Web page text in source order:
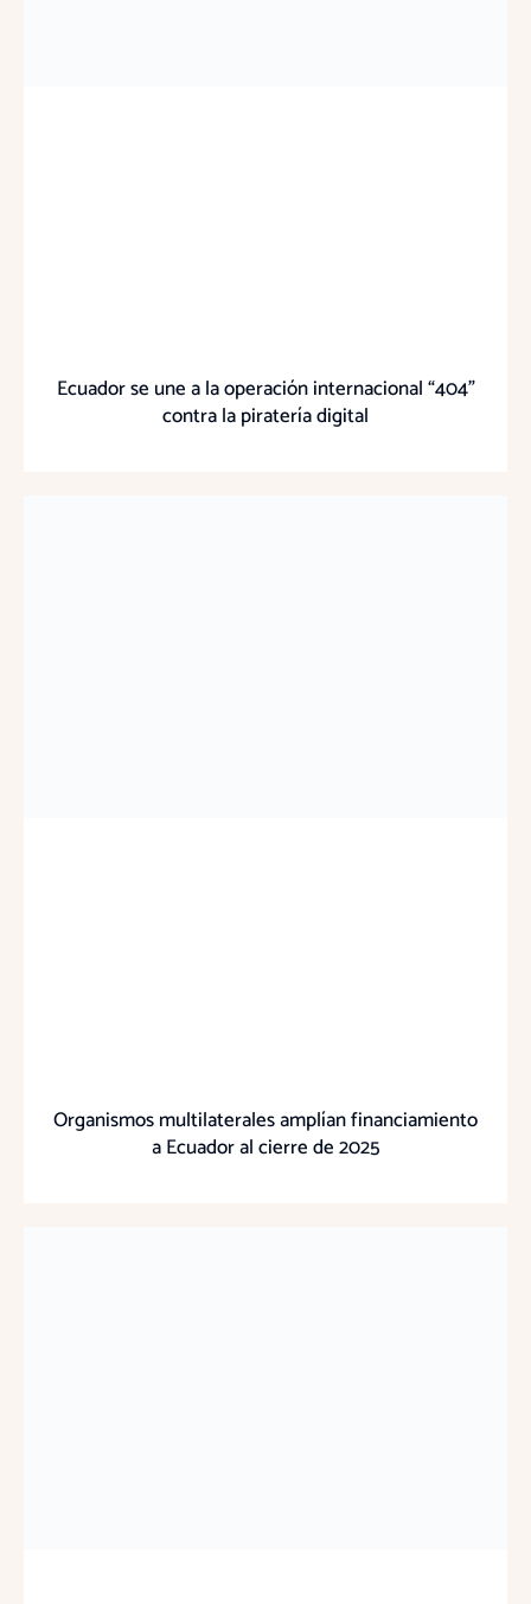
Ecuador se une a la operación internacional “404”
contra la piratería digital
Organismos multilaterales amplían financiamiento
a Ecuador al cierre de 2025